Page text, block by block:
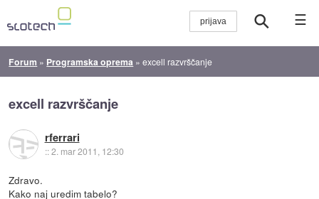
☰
Forum » Programska oprema »excell razvrščanje
excell razvrščanje
rferrari
::2. mar 2011, 12:30
Zdravo.
Kako naj uredim tabelo?